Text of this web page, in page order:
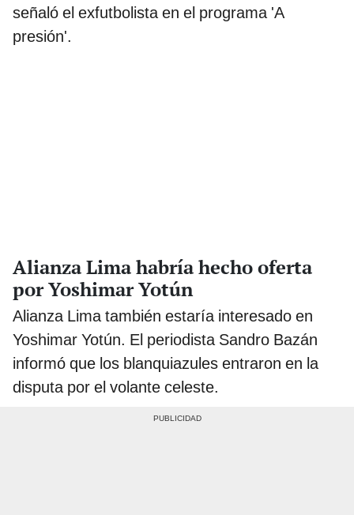
señaló el exfutbolista en el programa 'A
presión'.
Alianza Lima habría hecho oferta
por Yoshimar Yotún
Alianza Lima también estaría interesado en
Yoshimar Yotún. El periodista Sandro Bazán
informó que los blanquiazules entraron en la
disputa por el volante celeste.